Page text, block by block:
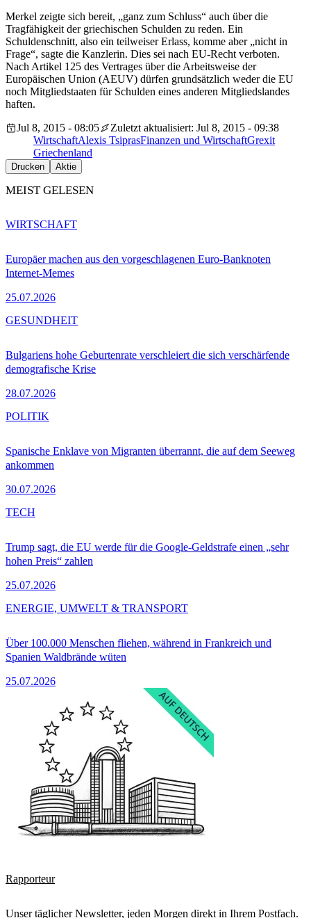
Merkel zeigte sich bereit, „ganz zum Schluss“ auch über die
Tragfähigkeit der griechischen Schulden zu reden. Ein
Schuldenschnitt, also ein teilweiser Erlass, komme aber „nicht in
Frage“, sagte die Kanzlerin. Dies sei nach EU-Recht verboten.
Nach Artikel 125 des Vertrages über die Arbeitsweise der
Europäischen Union (AEUV) dürfen grundsätzlich weder die EU
noch Mitgliedstaaten für Schulden eines anderen Mitgliedslandes
haften.
Jul 8, 2015 - 08:05
Zuletzt aktualisiert: Jul 8, 2015 - 09:38
WirtschaftAlexis TsiprasFinanzen und WirtschaftGrexit
Griechenland
Drucken Aktie
MEIST GELESEN
Europäer machen aus den vorgeschlagenen Euro-Banknoten
Internet-Memes
25.07.2026
WIRTSCHAFT
Bulgariens hohe Geburtenrate verschleiert die sich verschärfende
demografische Krise
28.07.2026
GESUNDHEIT
Spanische Enklave von Migranten überrannt, die auf dem Seeweg
ankommen
30.07.2026
POLITIK
Trump sagt, die EU werde für die Google-Geldstrafe einen „sehr
hohen Preis“ zahlen
25.07.2026
TECH
Über 100.000 Menschen fliehen, während in Frankreich und
Spanien Waldbrände wüten
25.07.2026
ENERGIE, UMWELT & TRANSPORT
Rapporteur
Unser täglicher Newsletter, jeden Morgen direkt in Ihrem Postfach.